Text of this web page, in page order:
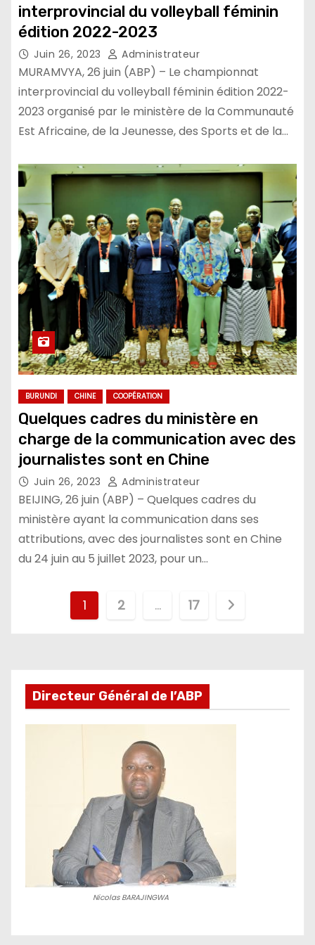
interprovincial du volleyball féminin
édition 2022-2023
Juin 26, 2023 Administrateur
MURAMVYA, 26 juin (ABP) – Le championnat
interprovincial du volleyball féminin édition 2022-
2023 organisé par le ministère de la Communauté
Est Africaine, de la Jeunesse, des Sports et de la…
BURUNDI CHINE COOPÉRATION
Quelques cadres du ministère en
charge de la communication avec des
journalistes sont en Chine
Juin 26, 2023 Administrateur
BEIJING, 26 juin (ABP) – Quelques cadres du
ministère ayant la communication dans ses
attributions, avec des journalistes sont en Chine
du 24 juin au 5 juillet 2023, pour un…
Pagination
1 2 … 17
Directeur Général de l’ABP
Nicolas BARAJINGWA